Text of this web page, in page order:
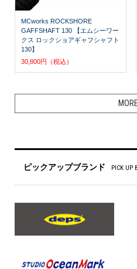
MCworks ROCKSHORE
GAFFSHAFT 130 【エムシーワー
クス ロックショアギャフシャフト
130】
30,800円（税込）
ピックアップブランド PICK UP